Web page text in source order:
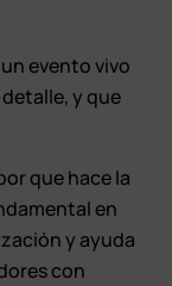
evento vivo
y que
que hace la
en
y ayuda
con